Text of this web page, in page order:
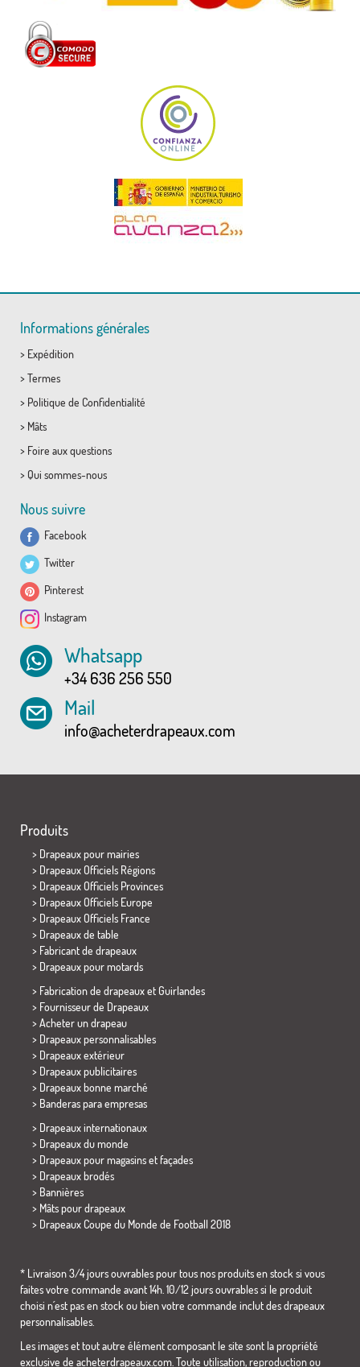
Informations générales
> Expédition
> Termes
> Politique de Confidentialité
> Mâts
> Foire aux questions
> Qui sommes-nous
Nous suivre
Facebook
Twitter
Pinterest
Instagram
Whatsapp
+34 636 256 550
Mail
info@acheterdrapeaux.com
Produits
> Drapeaux pour mairies
> Drapeaux Officiels Régions
> Drapeaux Officiels Provinces
> Drapeaux Officiels Europe
> Drapeaux Officiels France
> Drapeaux de table
> Fabricant de drapeaux
> Drapeaux pour motards
> Fabrication de drapeaux et Guirlandes
> Fournisseur de Drapeaux
> Acheter un drapeau
> Drapeaux personnalisables
> Drapeaux extérieur
> Drapeaux publicitaires
> Drapeaux bonne marché
> Banderas para empresas
> Drapeaux internationaux
> Drapeaux du monde
> Drapeaux pour magasins et façades
> Drapeaux brodés
> Bannières
> Mâts pour drapeaux
> Drapeaux Coupe du Monde de Football 2018
* Livraison 3/4 jours ouvrables pour tous nos produits en stock si vous
faites votre commande avant 14h. 10/12 jours ouvrables si le produit
choisi n´est pas en stock ou bien votre commande inclut des drapeaux
personnalisables.
Les images et tout autre élément composant le site sont la propriété
exclusive de acheterdrapeaux.com. Toute utilisation, reproduction ou